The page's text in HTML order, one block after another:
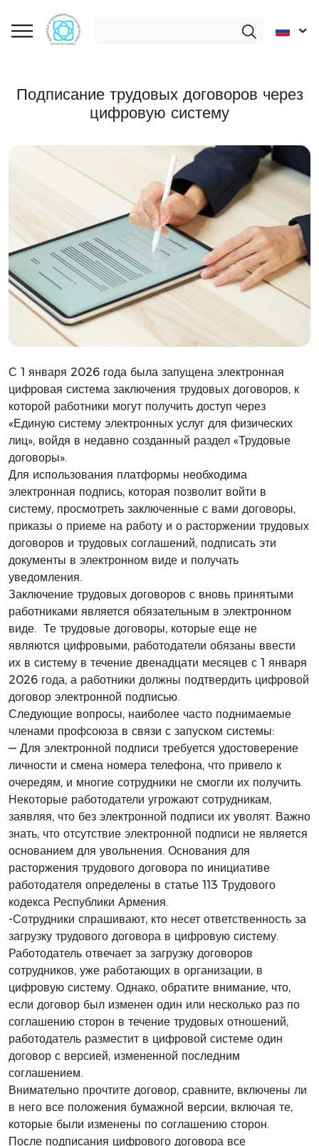
Подписание трудовых договоров через
цифровую систему
С 1 января 2026 года была запущена электронная
цифровая система заключения трудовых договоров, к
которой работники могут получить доступ через
«Единую систему электронных услуг для физических
лиц», войдя в недавно созданный раздел «Трудовые
договоры».
Для использования платформы необходима
электронная подпись, которая позволит войти в
систему, просмотреть заключенные с вами договоры,
приказы о приеме на работу и о расторжении трудовых
договоров и трудовых соглашений, подписать эти
документы в электронном виде и получать
уведомления.
Заключение трудовых договоров с вновь принятыми
работниками является обязательным в электронном
виде. Те трудовые договоры, которые еще не
являются цифровыми, работодатели обязаны ввести
их в систему в течение двенадцати месяцев с 1 января
2026 года, а работники должны подтвердить цифровой
договор электронной подписью.
Следующие вопросы, наиболее часто поднимаемые
членами профсоюза в связи с запуском системы:
— Для электронной подписи требуется удостоверение
личности и смена номера телефона, что привело к
очередям, и многие сотрудники не смогли их получить.
Некоторые работодатели угрожают сотрудникам,
заявляя, что без электронной подписи их уволят. Важно
знать, что отсутствие электронной подписи не является
основанием для увольнения. Основания для
расторжения трудового договора по инициативе
работодателя определены в статье 113 Трудового
кодекса Республики Армения.
-Сотрудники спрашивают, кто несет ответственность за
загрузку трудового договора в цифровую систему.
Работодатель отвечает за загрузку договоров
сотрудников, уже работающих в организации, в
цифровую систему. Однако, обратите внимание, что,
если договор был изменен один или несколько раз по
соглашению сторон в течение трудовых отношений,
работодатель разместит в цифровой системе один
договор с версией, измененной последним
соглашением.
Внимательно прочтите договор, сравните, включены ли
в него все положения бумажной версии, включая те,
которые были изменены по соглашению сторон.
После подписания цифрового договора все